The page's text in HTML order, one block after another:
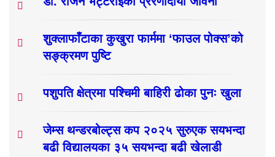
शुक्लाफाँटाका कुखुरा फार्ममा ‘फाउल पोक्स’को
सङ्क्रमण पुष्टि
पशुपति क्षेत्रमा पश्चिमी बाहिरी ढोका पुनः खुला
जेम्स थन्डरबोल्ट्स कप २०२५ सुरुएक सयभन्दा
बढी विद्यालयका ३५ सयभन्दा बढी खेलाडी